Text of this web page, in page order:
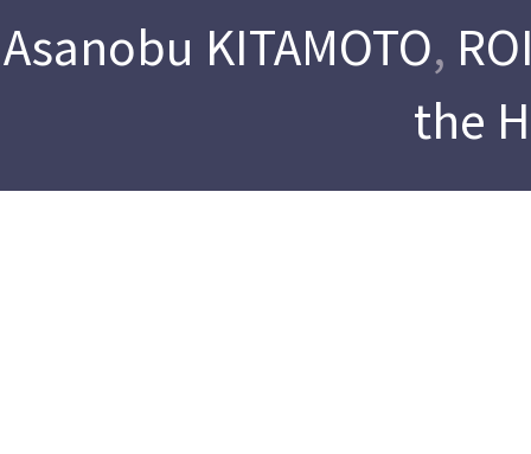
Asanobu KITAMOTO,
the